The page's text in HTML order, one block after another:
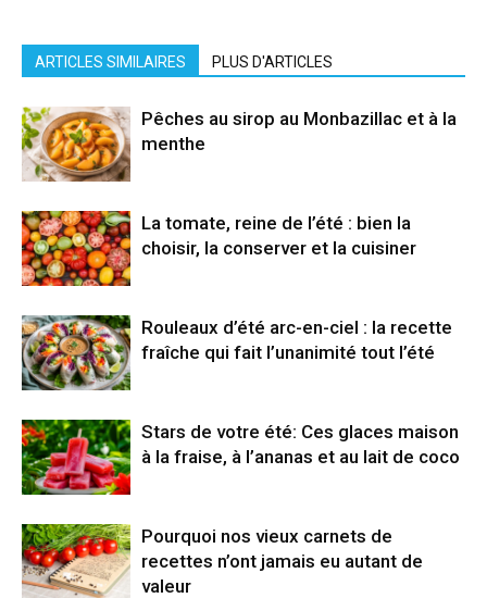
ARTICLES SIMILAIRES PLUS D'ARTICLES
Pêches au sirop au Monbazillac et à la
menthe
La tomate, reine de l’été : bien la
choisir, la conserver et la cuisiner
Rouleaux d’été arc-en-ciel : la recette
fraîche qui fait l’unanimité tout l’été
Stars de votre été: Ces glaces maison
à la fraise, à l’ananas et au lait de coco
Pourquoi nos vieux carnets de
recettes n’ont jamais eu autant de
valeur